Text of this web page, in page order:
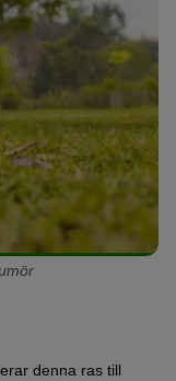
denna ras till